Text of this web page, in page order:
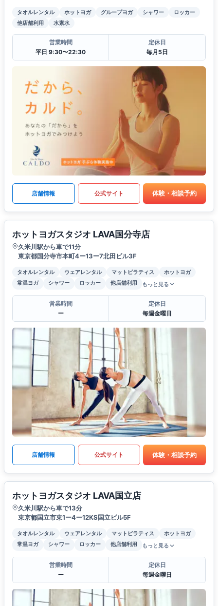
タオルレンタル ホットヨガ グループヨガ シャワー
ロッカー
他店舗利用
水素水
営業時間
平日 9:30〜22:30
定休日
毎月5日
店舗情報 公式サイト 体験・相談予約
ホットヨガスタジオ LAVA国分寺店
久米川駅から車で11分
東京都国分寺市本町4ー13ー7北田ビル3F
タオルレンタル ウェアレンタル マットピラティス
ホットヨガ
常温ヨガ
シャワー ロッカー 他店舗利用 もっと見る
営業時間
ー
定休日
毎週金曜日
店舗情報 公式サイト 体験・相談予約
ホットヨガスタジオ LAVA国立店
久米川駅から車で13分
東京都国立市東1ー4ー12KS国立ビル5F
タオルレンタル ウェアレンタル マットピラティス
ホットヨガ
常温ヨガ
シャワー ロッカー 他店舗利用 もっと見る
営業時間
ー
定休日
毎週金曜日